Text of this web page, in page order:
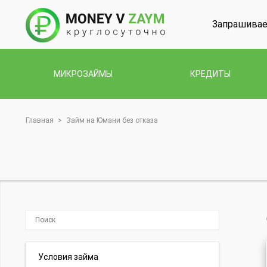
МИКРОЗАЙМЫ КРЕДИТЫ
Главная > Займ на Юмани без отказа
Условия займа